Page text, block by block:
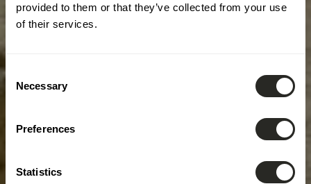
provided to them or that they’ve collected from your use
of their services.
Consent
Selection
Necessary
Preferences
Statistics